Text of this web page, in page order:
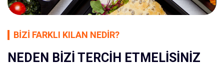
BIZI FARKLI KILAN NEDIR?
NEDEN BIZI TERCIH ETMELISINIZ